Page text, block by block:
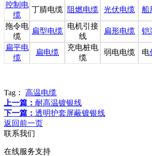
控制电
缆
丁腈电缆 阻燃电缆 光伏电缆 船
拖令电
缆
扁型电缆
电机引接
线
扁形电缆 铠
扁平电
缆
扁电缆
充电桩电
缆
弱电电缆 电
Tag： 高温电缆
上一篇： 耐高温镀银线
下一篇： 透明护套屏蔽镀银线
返回前一页
联系我们
在线服务支持